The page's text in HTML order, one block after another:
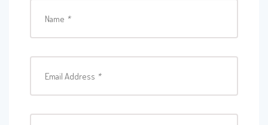
Name *
Email Address *